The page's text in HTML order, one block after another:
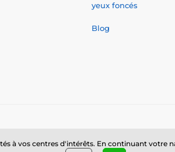
yeux foncés
Blog
à vos centres d'intérêts. En continuant votre